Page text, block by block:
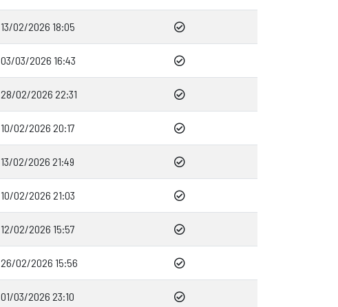
13/02/2026 18:05
03/03/2026 16:43
28/02/2026 22:31
10/02/2026 20:17
13/02/2026 21:49
10/02/2026 21:03
12/02/2026 15:57
26/02/2026 15:56
01/03/2026 23:10